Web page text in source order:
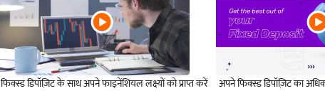
फिक्स्ड डिपॉज़िट के साथ अपने फाइनेंशियल लक्ष्यों को प्राप्त करें अपने फिक्स्ड डिपॉज़िट का